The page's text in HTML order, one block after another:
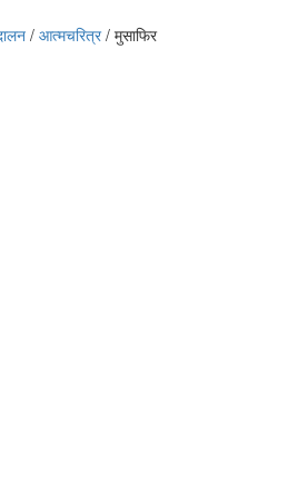
/ आत्मचरित्र/ मुसाफिर